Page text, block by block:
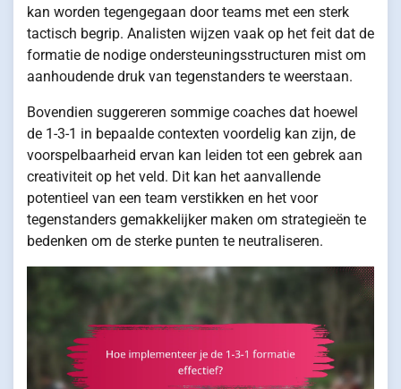
kan worden tegengegaan door teams met een sterk
tactisch begrip. Analisten wijzen vaak op het feit dat de
formatie de nodige ondersteuningsstructuren mist om
aanhoudende druk van tegenstanders te weerstaan.
Bovendien suggereren sommige coaches dat hoewel
de 1-3-1 in bepaalde contexten voordelig kan zijn, de
voorspelbaarheid ervan kan leiden tot een gebrek aan
creativiteit op het veld. Dit kan het aanvallende
potentieel van een team verstikken en het voor
tegenstanders gemakkelijker maken om strategieën te
bedenken om de sterke punten te neutraliseren.